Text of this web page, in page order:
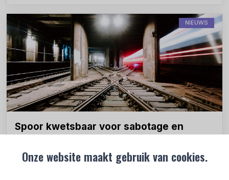
Onze website maakt gebruik van cookies.
NIEUWS
Spoor kwetsbaar voor sabotage en
Ons spoor is kwetsbaar en kan het groeiende